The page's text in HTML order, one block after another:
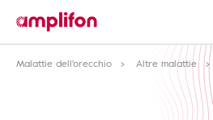
Malattie dell'orecchio
Altre malattie